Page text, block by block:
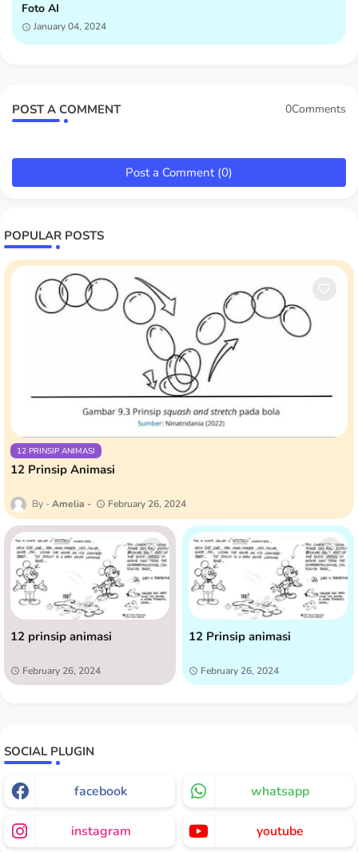
Foto AI
January 04, 2024
POST A COMMENT 0Comments
Post a Comment (0)
POPULAR POSTS
12 PRINSIP ANIMASI
12 Prinsip Animasi
Amelia February 26, 2024
12 prinsip animasi
February 26, 2024
12 Prinsip animasi
February 26, 2024
SOCIAL PLUGIN
facebook whatsapp
instagram youtube